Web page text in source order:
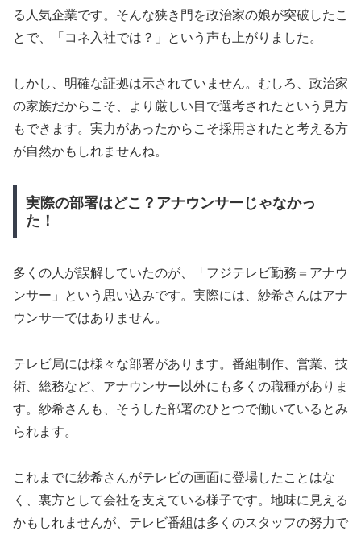
る人気企業です。そんな狭き門を政治家の娘が突破したこ
とで、「コネ入社では？」という声も上がりました。
しかし、明確な証拠は示されていません。むしろ、政治家
の家族だからこそ、より厳しい目で選考されたという見方
もできます。実力があったからこそ採用されたと考える方
が自然かもしれませんね。
実際の部署はどこ？アナウンサーじゃなかっ
た！
多くの人が誤解していたのが、「フジテレビ勤務＝アナウ
ンサー」という思い込みです。実際には、紗希さんはアナ
ウンサーではありません。
テレビ局には様々な部署があります。番組制作、営業、技
術、総務など、アナウンサー以外にも多くの職種がありま
す。紗希さんも、そうした部署のひとつで働いているとみ
られます。
これまでに紗希さんがテレビの画面に登場したことはな
く、裏方として会社を支えている様子です。地味に見える
かもしれませんが、テレビ番組は多くのスタッフの努力で